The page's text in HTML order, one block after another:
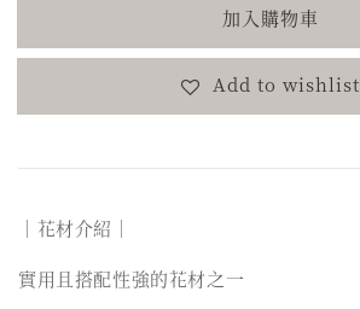
加入購物車
Add to wishlist
｜花材介紹｜
實用且搭配性強的花材之一